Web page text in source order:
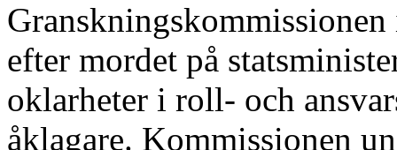
efter mordet på
oklarheter i roll- och
åklagare. Kommissionen